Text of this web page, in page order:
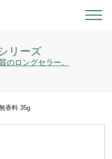
リーズ
のロングセラー。
香料 35g